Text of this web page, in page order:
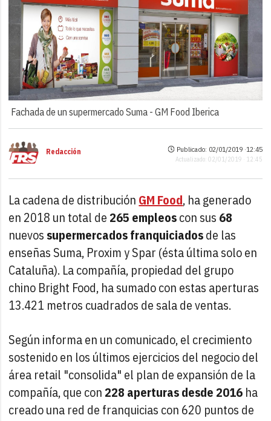
Fachada de un supermercado Suma -GM Food Iberica
Redacción Publicado: 02/01/2019 ·12:45
Actualizado: 02/01/2019 · 12:45
La cadena de distribución GM Food, ha generado
en 2018 un total de265 empleoscon sus 68
nuevos supermercados franquiciadosde las
enseñas Suma, Proxim y Spar (ésta última solo en
Cataluña). La compañía, propiedad del grupo
chino Bright Food, ha sumado con estas aperturas
13.421 metros cuadrados de sala de ventas.
Según informa en un comunicado, el crecimiento
sostenido en los últimos ejercicios del negocio del
área retail "consolida" el plan de expansión de la
compañía, que con228 aperturas desde 2016 ha
creado una red de franquicias con 620 puntos de